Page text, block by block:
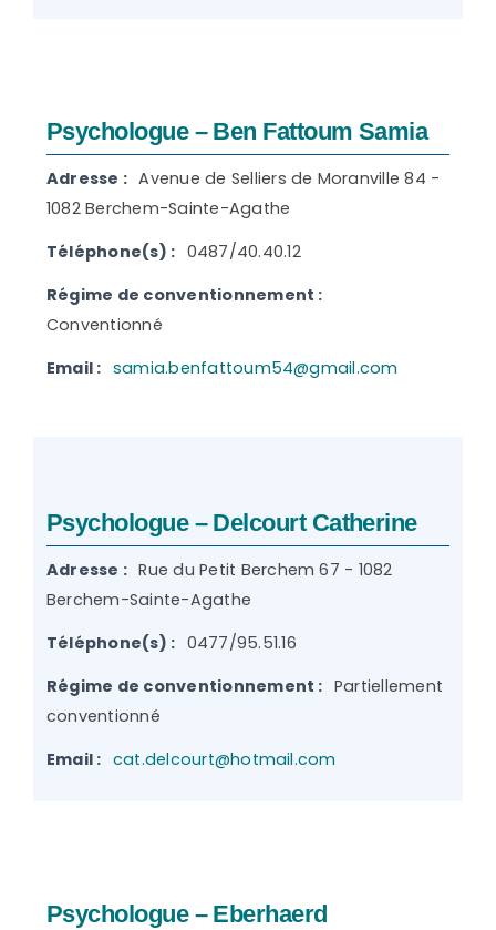
Psychologue – Ben Fattoum Samia
Adresse : Avenue de Selliers de Moranville 84 -
1082 Berchem-Sainte-Agathe
Téléphone(s) : 0487/40.40.12
Régime de conventionnement :
Conventionné
Email : samia.benfattoum54@gmail.com
Psychologue – Delcourt Catherine
Adresse : Rue du Petit Berchem 67 - 1082
Berchem-Sainte-Agathe
Téléphone(s) : 0477/95.51.16
Régime de conventionnement : Partiellement
conventionné
Email : cat.delcourt@hotmail.com
Psychologue – Eberhaerd